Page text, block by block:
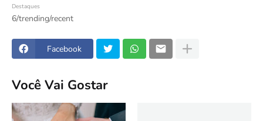
Destaques
6/trending/recent
Facebook
Você Vai Gostar